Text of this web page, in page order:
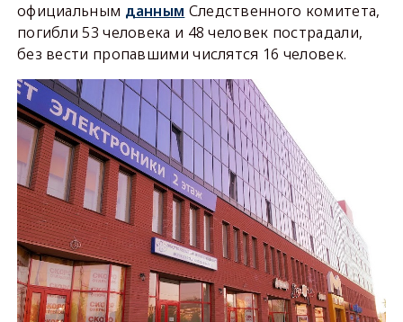
официальным данным Следственного комитета,
погибли 53 человека и 48 человек пострадали,
без вести пропавшими числятся 16 человек.